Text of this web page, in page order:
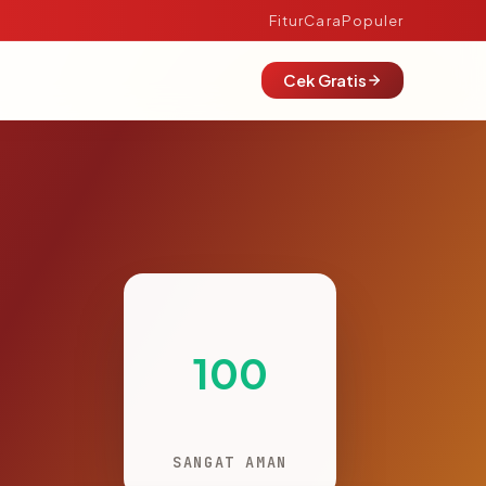
FiturCaraPopuler
Cek Gratis
100
SANGAT AMAN